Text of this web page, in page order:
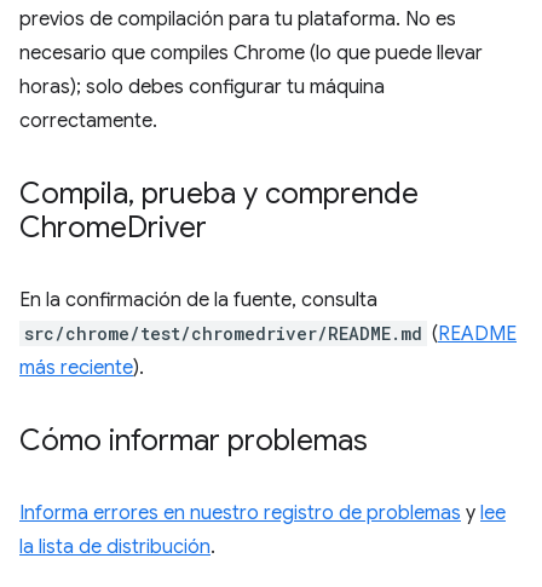
previos de compilación para tu plataforma. No es
necesario que compiles Chrome (lo que puede llevar
horas); solo debes configurar tu máquina
correctamente.
Compila, prueba y comprende
ChromeDriver
En la confirmación de la fuente, consulta
src/chrome/test/chromedriver/README.md (README
más reciente).
Cómo informar problemas
Informa errores en nuestro registro de problemas y lee
la lista de distribución.